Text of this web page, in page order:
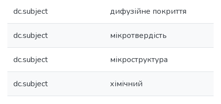
dc.subject дифузійне покриття
dc.subject мікротвердість
dc.subject мікроструктура
dc.subject хімічний